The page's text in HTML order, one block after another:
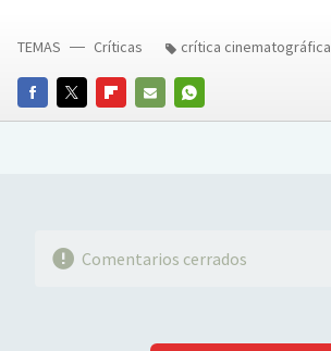
FACEBOOKTWITTERFLIPBOARD
E-
WHATSAPP
TEMAS Críticas crítica cinematográfica
Comentarios cerrados